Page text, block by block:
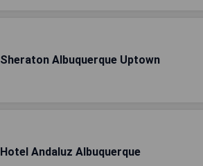
Sheraton Albuquerque Uptown
Hotel Andaluz Albuquerque